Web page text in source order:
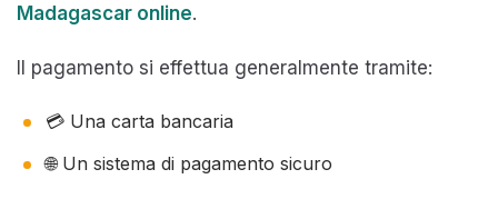
Madagascar online.
Il pagamento si effettua generalmente tramite:
💳 Una carta bancaria
🌐 Un sistema di pagamento sicuro